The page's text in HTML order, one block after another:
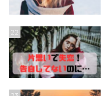
22